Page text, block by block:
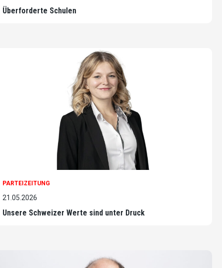
Überforderte Schulen
PARTEIZEITUNG
21.05.2026
Unsere Schweizer Werte sind unter Druck